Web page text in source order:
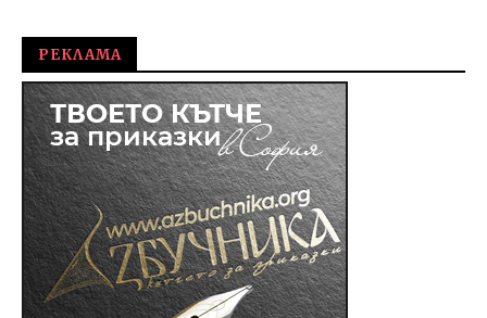
РЕКЛАМА